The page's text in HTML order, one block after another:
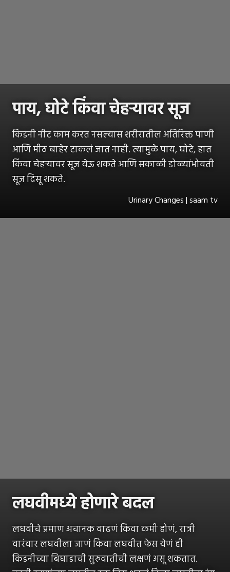
पाय, घोटे किंवा चेहऱ्यावर सूज
किडनी नीट काम करत नसल्यास शरीरातील अतिरिक्त पाणी
आणि मीठ बाहेर टाकलं जात नाही. त्यामुळे पाय, घोटे, हात
किंवा चेहऱ्यावर सूज येऊ शकते आणि सकाळी डोळ्यांभोवती
सूज दिसू शकते.
Urinary Changes | saam tv
लघवीमध्ये होणारे बदल
लघवीचे प्रमाण अचानक वाढणं किंवा कमी होणं, रात्री
वारंवार लघवीला जाणं किंवा लघवीत फेस येणं ही
किडनीच्या बिघाडाची सुरुवातीची लक्षणं असू शकतात.